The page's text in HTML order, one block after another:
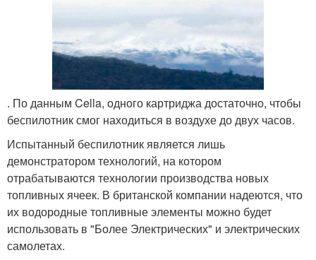
. По данным Cella, одного картриджа достаточно, чтобы
беспилотник смог находиться в воздухе до двух часов.
Испытанный беспилотник является лишь
демонстратором технологий, на котором
отрабатываются технологии производства новых
топливных ячеек. В британской компании надеются, что
их водородные топливные элементы можно будет
использовать в "Более Электрических" и электрических
самолетах.